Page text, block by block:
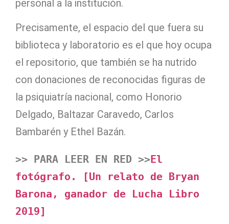
personal a la institución.
Precisamente, el espacio del que fuera su
biblioteca y laboratorio es el que hoy ocupa
el repositorio, que también se ha nutrido
con donaciones de reconocidas figuras de
la psiquiatría nacional, como Honorio
Delgado, Baltazar Caravedo, Carlos
Bambarén y Ethel Bazán.
>> PARA LEER EN RED >>El
Barona, ganador de Lucha Libro
2019]